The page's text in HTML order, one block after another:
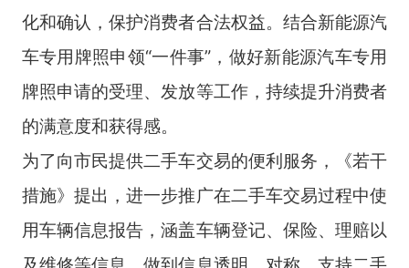
化和确认，保护消费者合法权益。结合新能源汽
车专用牌照申领“一件事”，做好新能源汽车专用
牌照申请的受理、发放等工作，持续提升消费者
的满意度和获得感。
为了向市民提供二手车交易的便利服务，《若干
措施》提出，进一步推广在二手车交易过程中使
用车辆信息报告，涵盖车辆登记、保险、理赔以